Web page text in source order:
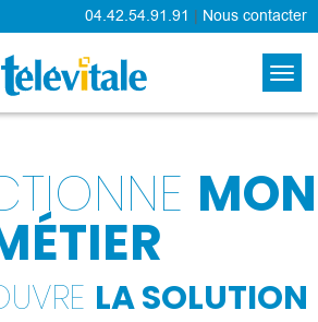
04.42.54.91.91 | Nous contacter
MON
LA SOLUTION